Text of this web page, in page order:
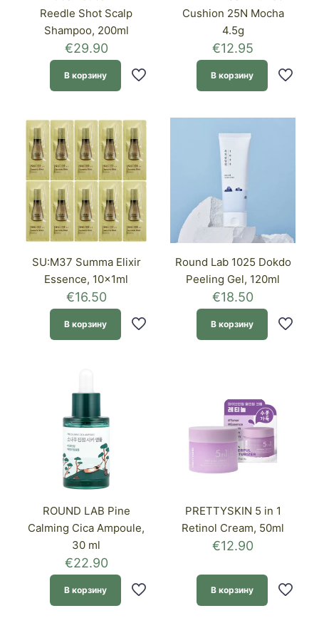
Reedle Shot Scalp
Shampoo, 200ml
€29.90
В корзину
Cushion 25N Mocha
4.5g
€12.95
В корзину
SU:M37 Summa Elixir
Essence, 10x1ml
€16.50
В корзину
Round Lab 1025 Dokdo
Peeling Gel, 120ml
€18.50
В корзину
ROUND LAB Pine
Calming Cica Ampoule,
30 ml
€22.90
В корзину
PRETTYSKIN 5 in 1
Retinol Cream, 50ml
€12.90
В корзину